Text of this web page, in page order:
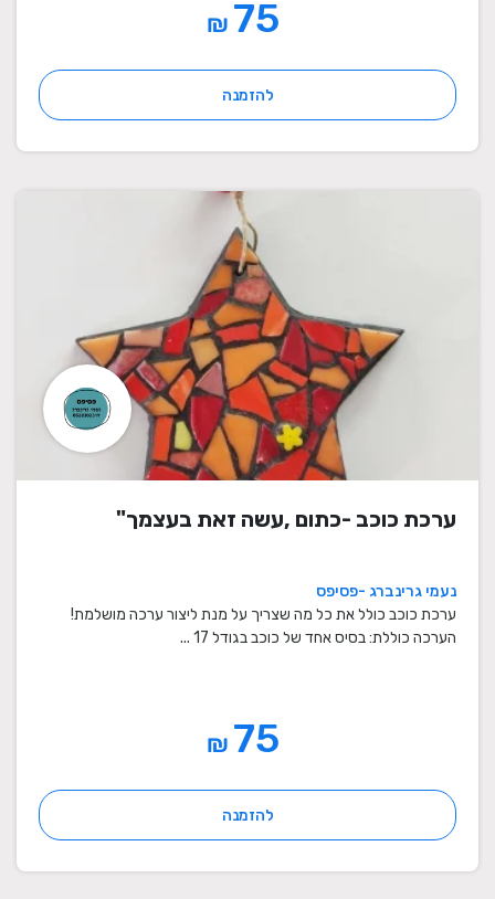
₪
להזמנה
ערכת כוכב -כתום ,עשה זאת בעצמך"
נעמי גרינברג -פסיפס
ערכת כוכב כולל את כל מה שצריך על מנת ליצור ערכה מושלמת!
הערכה כוללת: בסיס אחד של כוכב בגודל 17 ...
₪
להזמנה